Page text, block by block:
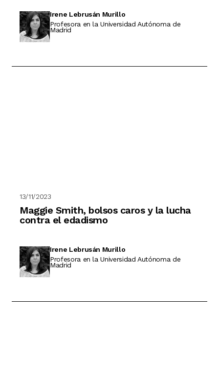
Irene Lebrusán Murillo
Profesora en la Universidad Autónoma de
Madrid
13/11/2023
Maggie Smith, bolsos caros y la lucha
contra el edadismo
Irene Lebrusán Murillo
Profesora en la Universidad Autónoma de
Madrid